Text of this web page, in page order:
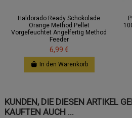
Haldorado Ready Schokolade
Orange Method Pellet
Vorgefeuchtet Angelfertig Method
Feeder
6,99 €
In den Warenkorb
KUNDEN, DIE DIESEN ARTIKEL
KAUFTEN AUCH ...